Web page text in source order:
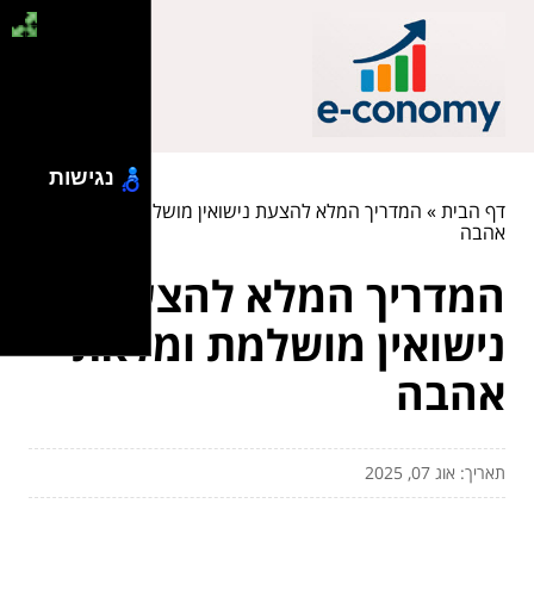
דף הבית» המדריך המלא להצעת נישואין מושלמת ומלאת
אהבה
המדריך המלא להצעת
נישואין מושלמת ומלאת
אהבה
תאריך: אוג 07, 2025
נגישות